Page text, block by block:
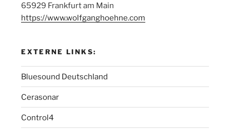
65929 Frankfurt am Main
https://www.wolfganghoehne.com
EXTERNE LINKS:
Bluesound Deutschland
Cerasonar
Control4